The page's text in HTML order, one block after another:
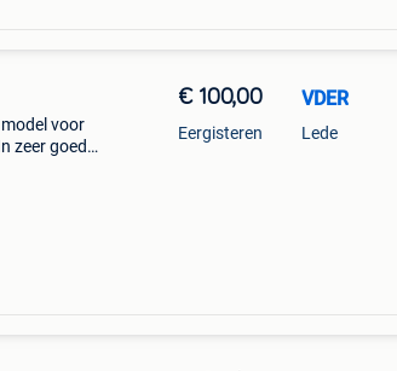
voor
zeer goede
€ 100,00
Eergisteren
VDER
Lede